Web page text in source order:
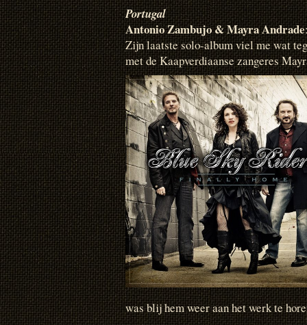
Portugal
Antonio Zambujo & Mayra Andrade
Zijn laatste solo-album viel me wat
met de Kaapverdiaanse zangeres
was blij hem weer aan het werk te